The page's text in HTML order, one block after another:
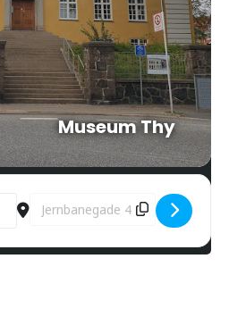
Museum Thy
Address - Bunkere omkring fyret 2
Destination Address - Bunkere